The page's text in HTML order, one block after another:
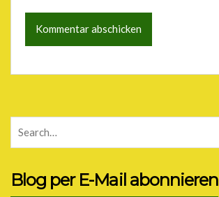
Blog per E-Mail abonnieren